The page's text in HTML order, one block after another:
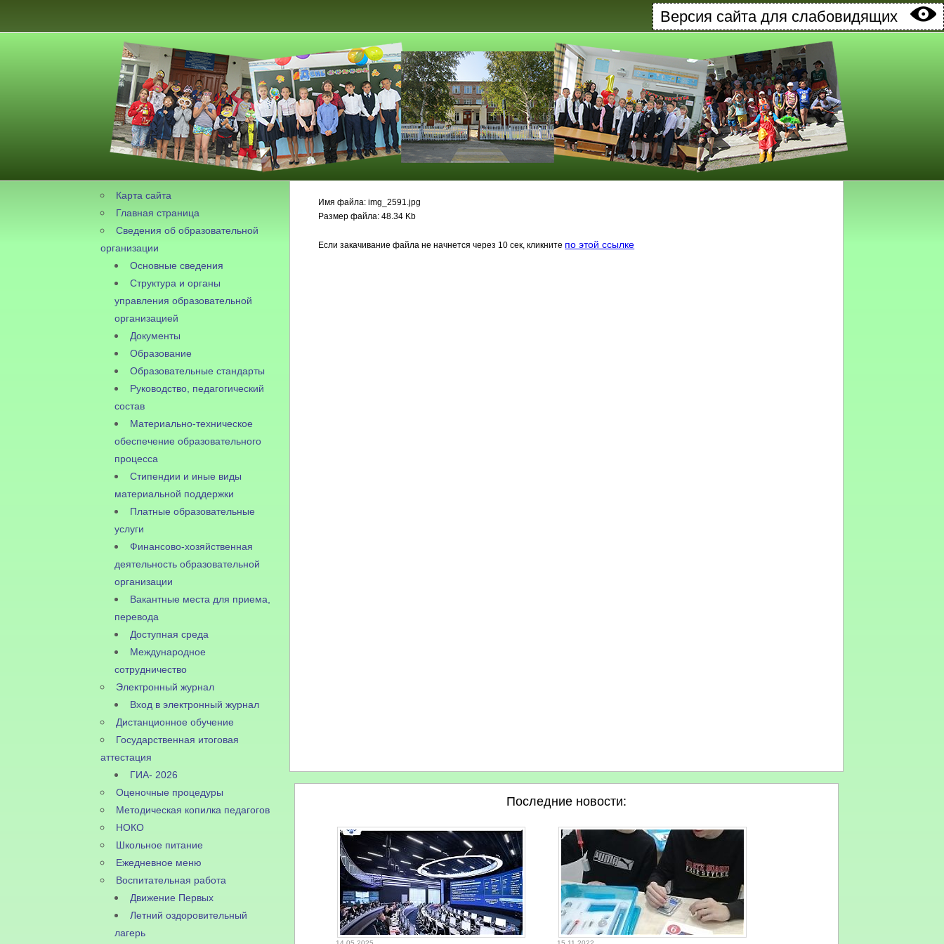
Версия сайта для слабовидящих
Карта сайта
Главная страница
Сведения об образовательной
организации
Основные сведения
Структура и органы
управления образовательной
организацией
Документы
Образование
Образовательные стандарты
Руководство, педагогический
состав
Материально-техническое
обеспечение образовательного
процесса
Стипендии и иные виды
материальной поддержки
Платные образовательные
услуги
Финансово-хозяйственная
деятельность образовательной
организации
Вакантные места для приема,
перевода
Доступная среда
Международное
сотрудничество
Электронный журнал
Вход в электронный журнал
Дистанционное обучение
Государственная итоговая
аттестация
ГИА- 2026
Оценочные процедуры
Методическая копилка педагогов
НОКО
Школьное питание
Ежедневное меню
Воспитательная работа
Движение Первых
Летний оздоровительный
лагерь
Имя файла: img_2591.jpg
Размер файла: 48.34 Kb
Если закачивание файла не начнется через 10 сек, кликните по этой ссылке
Последние новости: